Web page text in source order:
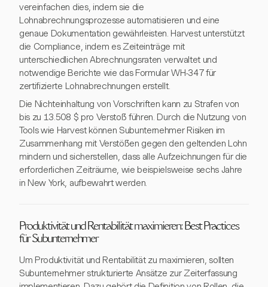
vereinfachen dies, indem sie die
Lohnabrechnungsprozesse automatisieren und eine
genaue Dokumentation gewährleisten. Harvest unterstützt
die Compliance, indem es Zeiteinträge mit
unterschiedlichen Abrechnungsraten verwaltet und
notwendige Berichte wie das Formular WH-347 für
zertifizierte Lohnabrechnungen erstellt.
Die Nichteinhaltung von Vorschriften kann zu Strafen von
bis zu 13.508 $ pro Verstoß führen. Durch die Nutzung von
Tools wie Harvest können Subunternehmer Risiken im
Zusammenhang mit Verstößen gegen den geltenden Lohn
mindern und sicherstellen, dass alle Aufzeichnungen für die
erforderlichen Zeiträume, wie beispielsweise sechs Jahre
in New York, aufbewahrt werden.
Produktivität und Rentabilität maximieren: Best Practices
für Subunternehmer
Um Produktivität und Rentabilität zu maximieren, sollten
Subunternehmer strukturierte Ansätze zur Zeiterfassung